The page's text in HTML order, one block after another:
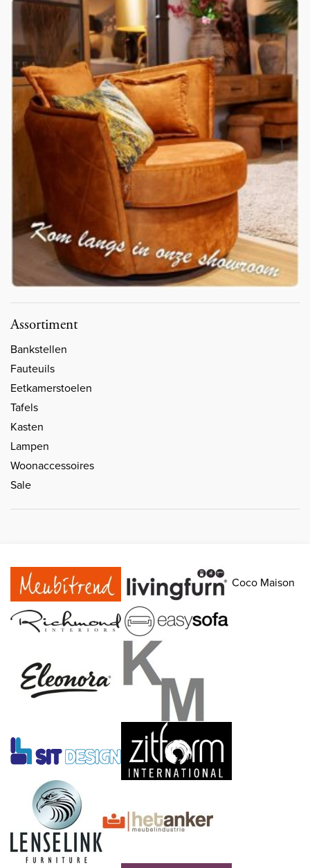
Assortiment
Bankstellen
Fauteuils
Eetkamerstoelen
Tafels
Kasten
Lampen
Woonaccessoires
Sale
Coco Maison